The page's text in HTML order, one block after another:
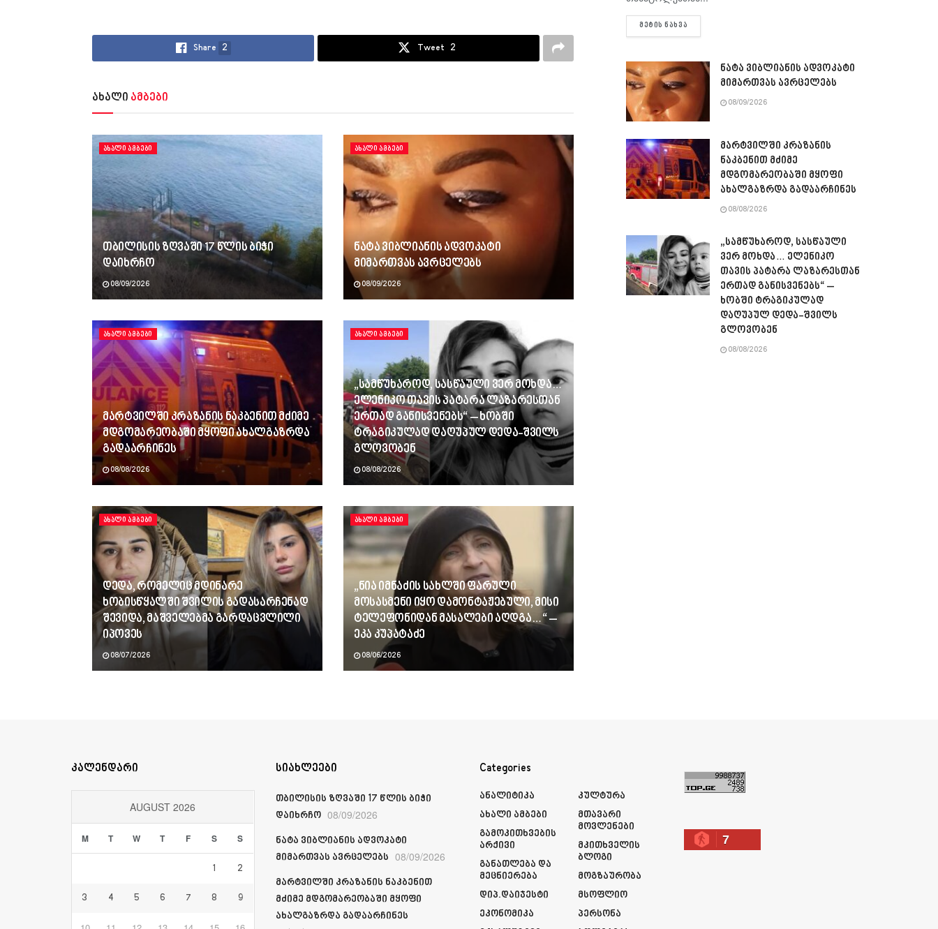
Share 2 Tweet 2
ახალი ამბები
ᲐᲮᲐᲚᲘ ᲐᲛᲑᲔᲑᲘ
თბილისის ზღვაში 17 წლის ბიჭი
დაიხრჩო
08/09/2026
ᲐᲮᲐᲚᲘ ᲐᲛᲑᲔᲑᲘ
ნატა ვიბლიანის ადვოკატი
მიმართვას ავრცელებს
08/09/2026
ᲐᲮᲐᲚᲘ ᲐᲛᲑᲔᲑᲘ
მარტვილში კრაზანის ნაკბენით მძიმე
მდგომარეობაში მყოფი ახალგაზრდა
გადაარჩინეს
08/08/2026
ᲐᲮᲐᲚᲘ ᲐᲛᲑᲔᲑᲘ
„სამწუხაროდ, სასწაული ვერ მოხდა…
ელენიკო თავის პატარა ლაზარესთან
ერთად განისვენებს“ – ხობში
ტრაგიკულად დაღუპულ დედა-შვილს
გლოვობენ
08/08/2026
ᲐᲮᲐᲚᲘ ᲐᲛᲑᲔᲑᲘ
დედა, რომელიც მდინარე
ხობისწყალში შვილის გადასარჩენად
შევიდა, მაშველებმა გარდაცვლილი
იპოვეს
08/07/2026
ᲐᲮᲐᲚᲘ ᲐᲛᲑᲔᲑᲘ
„ნია იმნაძის სახლში ფარული
მოსასმენი იყო დამონტაჟებული, მისი
ტელეფონიდან მასალები აღდგა…“ –
ეკა კუპატაძე
08/06/2026
ᲛᲔᲢᲘᲡ ᲜᲐᲮᲕᲐ
ნატა ვიბლიანის ადვოკატი
მიმართვას ავრცელებს
08/09/2026
მარტვილში კრაზანის
ნაკბენით მძიმე
მდგომარეობაში მყოფი
ახალგაზრდა გადაარჩინეს
08/08/2026
„სამწუხაროდ, სასწაული
ვერ მოხდა… ელენიკო
თავის პატარა ლაზარესთან
ერთად განისვენებს“ –
ხობში ტრაგიკულად
დაღუპულ დედა-შვილს
გლოვობენ
08/08/2026
კალენდარი
AUGUST 2026
M T W T F S S
1 2
3 4 5 6 7 8 9
სიახლეები
თბილისის ზღვაში 17 წლის ბიჭი
დაიხრჩო 08/09/2026
ნატა ვიბლიანის ადვოკატი
მიმართვას ავრცელებს 08/09/2026
მარტვილში კრაზანის ნაკბენით
მძიმე მდგომარეობაში მყოფი
ახალგაზრდა გადაარჩინეს
Categories
Ანალიტიკა
Ახალი Ამბები
Გამოკითხვების
Არქივი
Განათლება Და
Მეცნიერება
Დიპ.დაიჯესტი
Ეკონომიკა
Კულტურა
Მთავარი
Მოვლენები
Მკითხველის
Ბლოგი
Მოგზაურობა
Მსოფლიო
Პერსონა
7